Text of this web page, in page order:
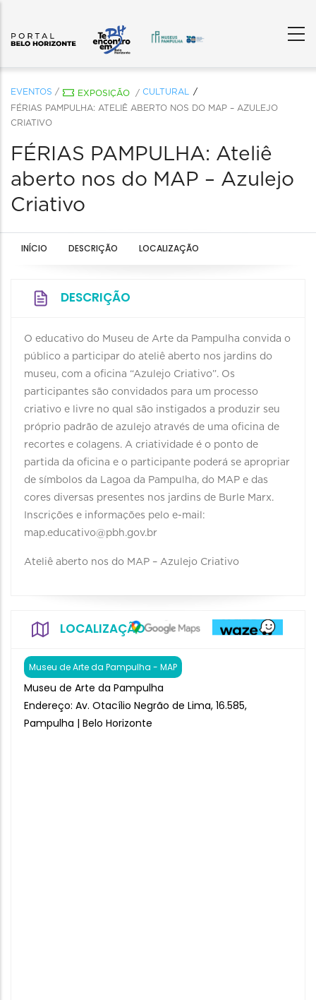
EVENTOS / EXPOSIÇÃO / CULTURAL
FÉRIAS PAMPULHA: ATELIÊ ABERTO NOS DO MAP – AZULEJO
CRIATIVO
FÉRIAS PAMPULHA: Ateliê
aberto nos do MAP – Azulejo
Criativo
INÍCIO DESCRIÇÃO LOCALIZAÇÃO
DESCRIÇÃO
O educativo do Museu de Arte da Pampulha convida o
público a participar do ateliê aberto nos jardins do
museu, com a oficina “Azulejo Criativo”. Os
participantes são convidados para um processo
criativo e livre no qual são instigados a produzir seu
próprio padrão de azulejo através de uma oficina de
recortes e colagens. A criatividade é o ponto de
partida da oficina e o participante poderá se apropriar
de símbolos da Lagoa da Pampulha, do MAP e das
cores diversas presentes nos jardins de Burle Marx.
Inscrições e informações pelo e-mail:
map.educativo@pbh.gov.br
Ateliê aberto nos do MAP – Azulejo Criativo
LOCALIZAÇÃO
Museu de Arte da Pampulha - MAP
Museu de Arte da Pampulha
Endereço: Av. Otacílio Negrão de Lima, 16.585,
Pampulha | Belo Horizonte